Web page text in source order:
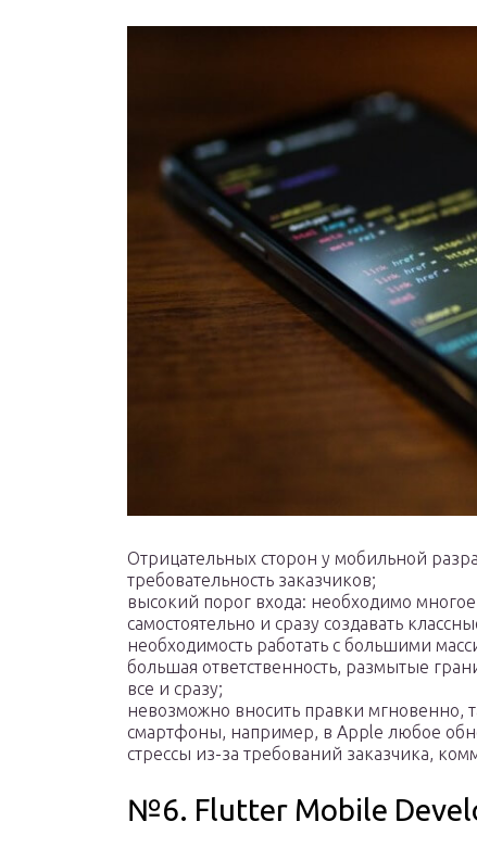
Отрицательных сторон у мобильной
требовательность заказчиков;
высокий порог входа: необходимо многое
самостоятельно и сразу создавать
необходимость работать с большими
большая ответственность, размытые
все и сразу;
невозможно вносить правки мгновенно,
смартфоны, например, в Apple любое
стрессы из-за требований заказчика,
№6. Flutter Mobile